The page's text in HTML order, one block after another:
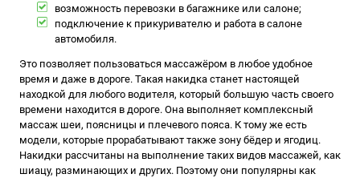
возможность перевозки в багажнике или салоне;
подключение к прикуривателю и работа в салоне
автомобиля.
Это позволяет пользоваться массажёром в любое удобное
время и даже в дороге. Такая накидка станет настоящей
находкой для любого водителя, который большую часть своего
времени находится в дороге. Она выполняет комплексный
массаж шеи, поясницы и плечевого пояса. К тому же есть
модели, которые прорабатывают также зону бёдер и ягодиц.
Накидки рассчитаны на выполнение таких видов массажей, как
шиацу, разминающих и других. Поэтому они популярны как